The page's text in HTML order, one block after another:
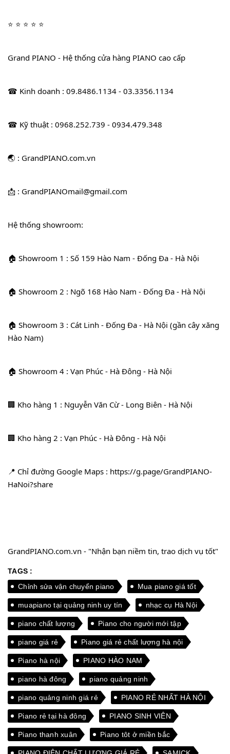
⭐ ⭐ ⭐ ⭐ ⭐
Grand PIANO - Hệ thống cửa hàng PIANO cao cấp
☎ Kinh doanh : 09.8486.1134 - 03.3356.1134
☎ Kỹ thuật : 0968.252.739 - 0934.479.348
🌏 : GrandPIANO.com.vn
📩 : GrandPIANOmail@gmail.com
Hệ thống showroom:
🏠 Showroom 1 : Số 159 Hào Nam - Đống Đa - Hà Nội
🏠 Showroom 2 : Ngõ 168 Hào Nam - Đống Đa - Hà Nội
🏠 Showroom 3 : Cát Linh - Đống Đa - Hà Nội (gần cây xăng
Hào Nam)
🏠 Showroom 4 : Vạn Phúc - Hà Đông - Hà Nội
🏢 Kho hàng 1 : Nguyễn Văn Cừ - Long Biên - Hà Nội
🏢 Kho hàng 2 : Vạn Phúc - Hà Đông - Hà Nội
📍 Chỉ đường Google Maps : https://g.page/GrandPIANO-
HaNoi?share
GrandPIANO.com.vn - "Nhận bạn niềm tin, trao dịch vụ tốt"
TAGS :
Chỉnh sửa vận chuyển piano
Mua piano giá tốt
muapiano tại quảng ninh uy tín nhạc cụ Hà Nội
piano chất lượng Piano cho người mới tập
piano giá rẻ Piano giá rẻ chất lượng hà nội
Piano hà nội PIANO HÀO NAM
piano hà đông piano quảng ninh
piano quảng ninh giá rẻ PIANO RẺ NHẤT HÀ NỘI
Piano rẻ tại hà đông PIANO SINH VIÊN
Piano thanh xuân Piano tôt ở miền bắc